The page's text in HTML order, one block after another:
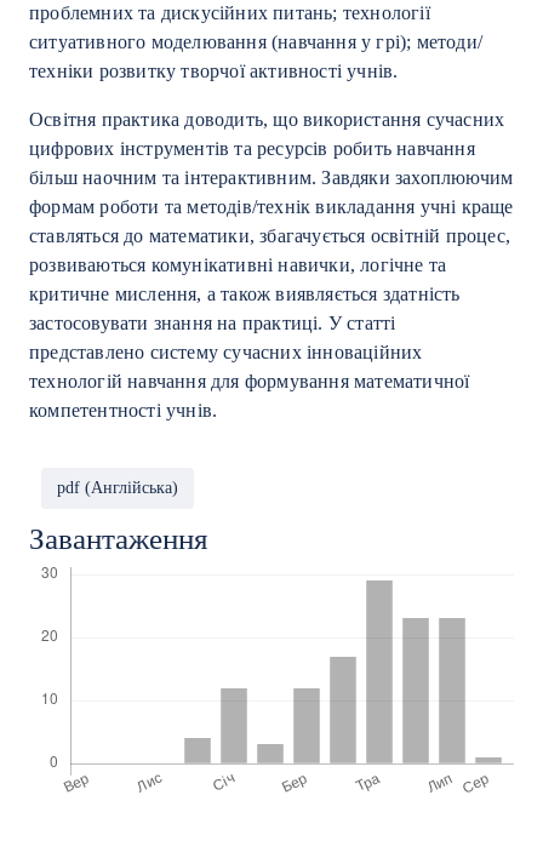
проблемних та дискусійних питань; технології
ситуативного моделювання (навчання у грі); методи/
техніки розвитку творчої активності учнів.
Освітня практика доводить, що використання сучасних
цифрових інструментів та ресурсів робить навчання
більш наочним та інтерактивним. Завдяки захоплюючим
формам роботи та методів/технік викладання учні краще
ставляться до математики, збагачується освітній процес,
розвиваються комунікативні навички, логічне та
критичне мислення, а також виявляється здатність
застосовувати знання на практиці. У статті
представлено систему сучасних інноваційних
технологій навчання для формування математичної
компетентності учнів.
pdf (Англійська)
Завантаження